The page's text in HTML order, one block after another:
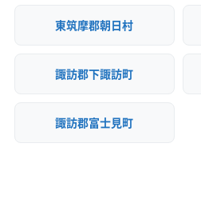
東筑摩郡朝日村
諏訪郡下諏訪町
諏訪郡富士見町